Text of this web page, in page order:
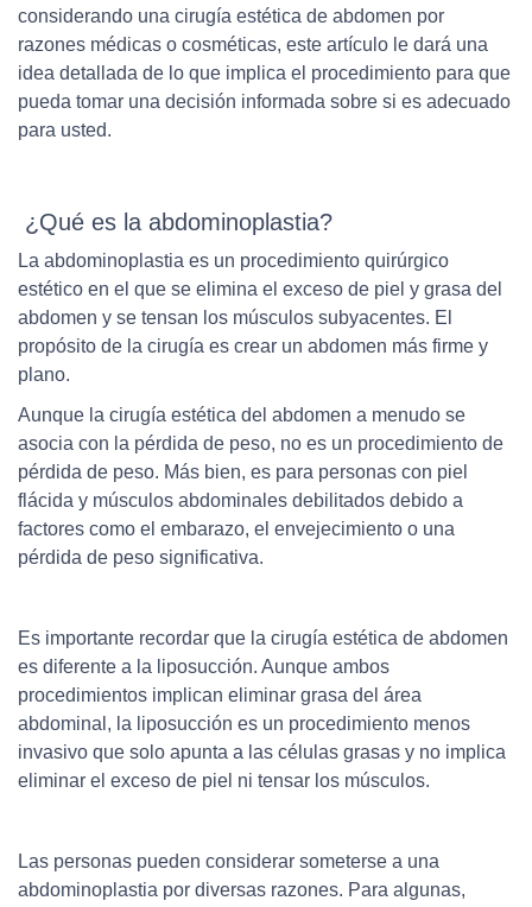
considerando una cirugía estética de abdomen por
razones médicas o cosméticas, este artículo le dará una
idea detallada de lo que implica el procedimiento para que
pueda tomar una decisión informada sobre si es adecuado
para usted.
¿Qué es la abdominoplastia?
La abdominoplastia es un procedimiento quirúrgico
estético en el que se elimina el exceso de piel y grasa del
abdomen y se tensan los músculos subyacentes. El
propósito de la cirugía es crear un abdomen más firme y
plano.
Aunque la cirugía estética del abdomen a menudo se
asocia con la pérdida de peso, no es un procedimiento de
pérdida de peso. Más bien, es para personas con piel
flácida y músculos abdominales debilitados debido a
factores como el embarazo, el envejecimiento o una
pérdida de peso significativa.
Es importante recordar que la cirugía estética de abdomen
es diferente a la liposucción. Aunque ambos
procedimientos implican eliminar grasa del área
abdominal, la liposucción es un procedimiento menos
invasivo que solo apunta a las células grasas y no implica
eliminar el exceso de piel ni tensar los músculos.
Las personas pueden considerar someterse a una
abdominoplastia por diversas razones. Para algunas,